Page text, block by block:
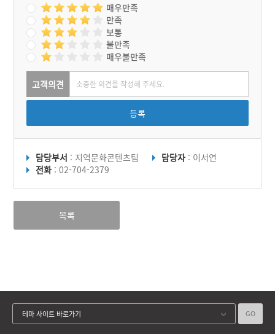
매우만족
만족
보통
불만족
매우불만족
고객의견
등록
담당부서 : 지역문화콘텐츠팀 담당자 : 이서연
전화 : 02-704-2379
목록
테마 사이트 바로가기 GO